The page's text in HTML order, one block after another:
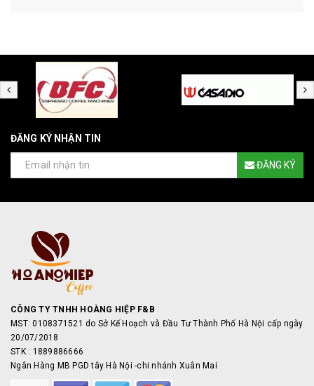
ĐĂNG KÝ NHẬN TIN
ĐĂNG KÝ
CÔNG TY TNHH HOÀNG HIỆP F&B
MST: 0108371521 do Sở Kế Hoạch và Đầu Tư Thành Phố Hà Nội cấp ngày
20/07/2018
STK : 1889886666
Ngân Hàng MB PGD tây Hà Nội -chi nhánh Xuân Mai